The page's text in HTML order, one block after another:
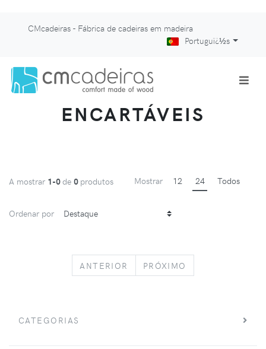
CMcadeiras - Fábrica de cadeiras em madeira
Portuguï¿½s
ENCARTÁVEIS
A mostrar 1-0de 0 produtos Mostrar 12 24 Todos
Ordenar por
ANTERIOR PREVIOUS
PRÓXIMO
CATEGORIAS